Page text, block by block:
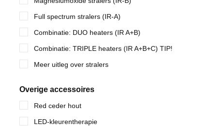
Full spectrum stralers (IR-A)
Combinatie: DUO heaters (IR A+B)
Combinatie: TRIPLE heaters (IR A+B+C) TIP!
Meer uitleg over stralers
Overige accessoires
Red ceder hout
LED-kleurentherapie